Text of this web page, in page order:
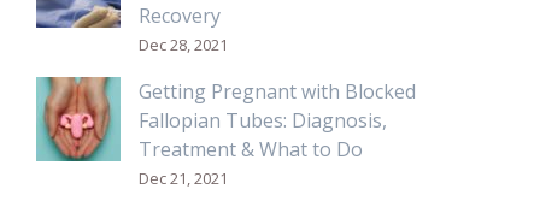
Recovery
Dec 28, 2021
Getting Pregnant with Blocked
Fallopian Tubes: Diagnosis,
Treatment & What to Do
Dec 21, 2021